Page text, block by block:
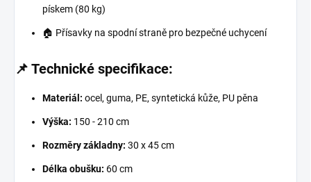
pískem (80 kg)
🏠 Přísavky na spodní straně pro bezpečné uchycení
📌 Technické specifikace:
Materiál: ocel, guma, PE, syntetická kůže, PU pěna
Výška: 150 - 210 cm
Rozměry základny: 30 x 45 cm
Délka obušku: 60 cm